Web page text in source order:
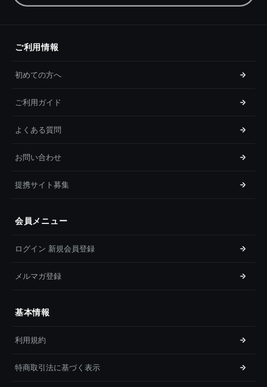
ご利用情報
初めての方へ
ご利用ガイド
よくある質問
お問い合わせ
提携サイト募集
会員メニュー
ログイン 新規会員登録
メルマガ登録
基本情報
利用規約
特商取引法に基づく表示